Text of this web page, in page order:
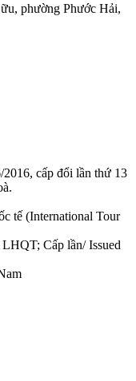
phường Phước Hải,
2016, cấp đổi lần thứ 13
tế (International Tour
Cấp lần/ Issued